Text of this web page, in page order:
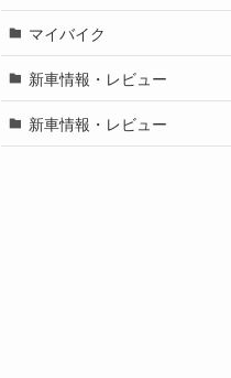
マイバイク
新車情報・レビュー
新車情報・レビュー